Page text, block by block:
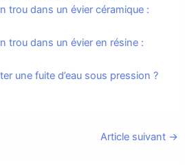
trou dans un évier céramique :
trou dans un évier en résine :
une fuite d’eau sous pression ?
Article suivant →